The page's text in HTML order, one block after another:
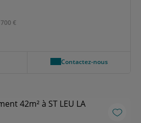
700 €
Contactez-nous